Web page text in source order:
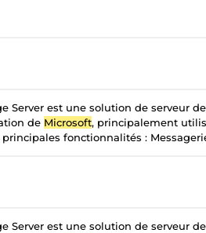
Server est une solution de serveur
de Microsoft, principalement
principales fonctionnalités :
Server est une solution de serveur